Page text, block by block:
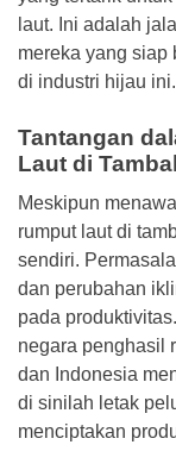
laut. Ini adalah
mereka yang siap
di industri hijau
Tantangan
Laut di
Meskipun
rumput laut di
sendiri.
dan perubahan
pada
negara penghasil
dan Indonesia
di sinilah letak
menciptakan